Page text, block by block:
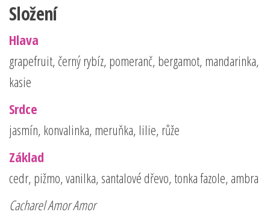
Složení
Hlava
grapefruit, černý rybíz, pomeranč, bergamot, mandarinka,
kasie
Srdce
jasmín, konvalinka, meruňka, lilie, růže
Základ
cedr, pižmo, vanilka, santalové dřevo, tonka fazole, ambra
Cacharel Amor Amor